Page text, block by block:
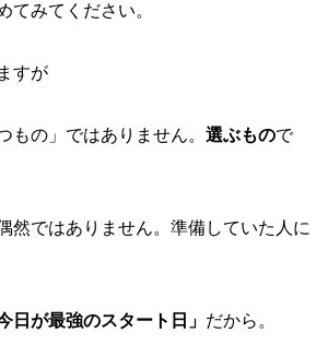
てみてください。
すが
もの」ではありません。 選ぶもので
然ではありません。準備していた人に
今日が最強のスタート日」 だから。